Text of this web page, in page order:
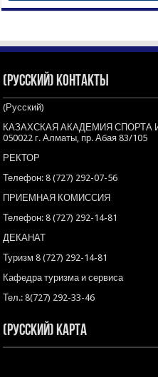
(Русский) Контакты
(Русский)
КАЗАХСКАЯ АКАДЕМИЯ СПОРТА
050022 г. Алматы, пр. Абая 83/105
РЕКТОР
Телефон: 8 (727) 292-07-56
ПРИЕМНАЯ КОМИССИЯ
Телефон: 8 (727) 292-14-81
ДЕКАНАТ
Туризм 8 (727) 292-14-81
Кафедра туризма и сервиса
Тел.: 8(727) 292-33-46
(Русский) Карта